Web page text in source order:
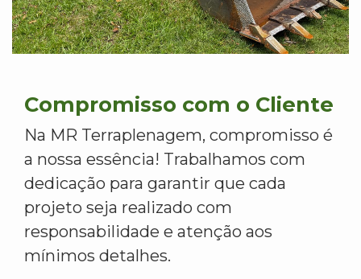
Compromisso com o Cliente
Na MR Terraplenagem, compromisso é
a nossa essência! Trabalhamos com
dedicação para garantir que cada
projeto seja realizado com
responsabilidade e atenção aos
mínimos detalhes.